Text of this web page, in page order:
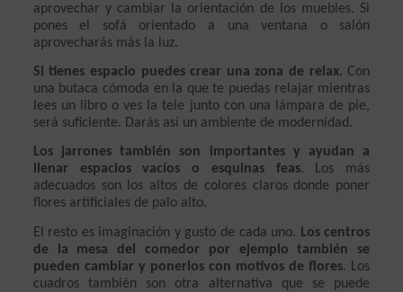
aprovechar y cambiar la orientación de los muebles. Si
pones el sofá orientado a una ventana o salón
aprovecharás más la luz.
Si tienes espacio puedes crear una zona de relax. Con
una butaca cómoda en la que te puedas relajar mientras
lees un libro o ves la tele junto con una lámpara de pie,
será suficiente. Darás así un ambiente de modernidad.
Los jarrones también son importantes y ayudan a
llenar espacios vacíos o esquinas feas. Los más
adecuados son los altos de colores claros donde poner
flores artificiales de palo alto.
El resto es imaginación y gusto de cada uno. Los centros
de la mesa del comedor por ejemplo también se
pueden cambiar y ponerlos con motivos de flores. Los
cuadros también son otra alternativa que se puede